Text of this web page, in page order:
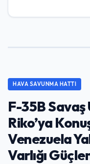
HAVA SAVUNMA HATTI
F-35B
Riko’ya
Venezuela
Varlığı